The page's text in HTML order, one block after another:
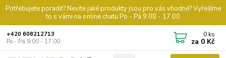
Potřebujete poradit? Nevíte jaké produkty jsou pro vás vhodné? Vyřešíme
to s vámi na online chatu Po - Pá 9.00 - 17.00
+420 608212713
Po - Pá 9.00 - 17.00
0 ks
za 0 Kč